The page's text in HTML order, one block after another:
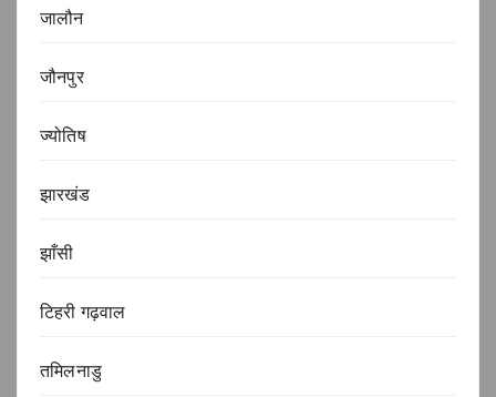
जालौन
जौनपुर
ज्योतिष
झारखंड
झाँसी
टिहरी गढ़वाल
तमिलनाडु